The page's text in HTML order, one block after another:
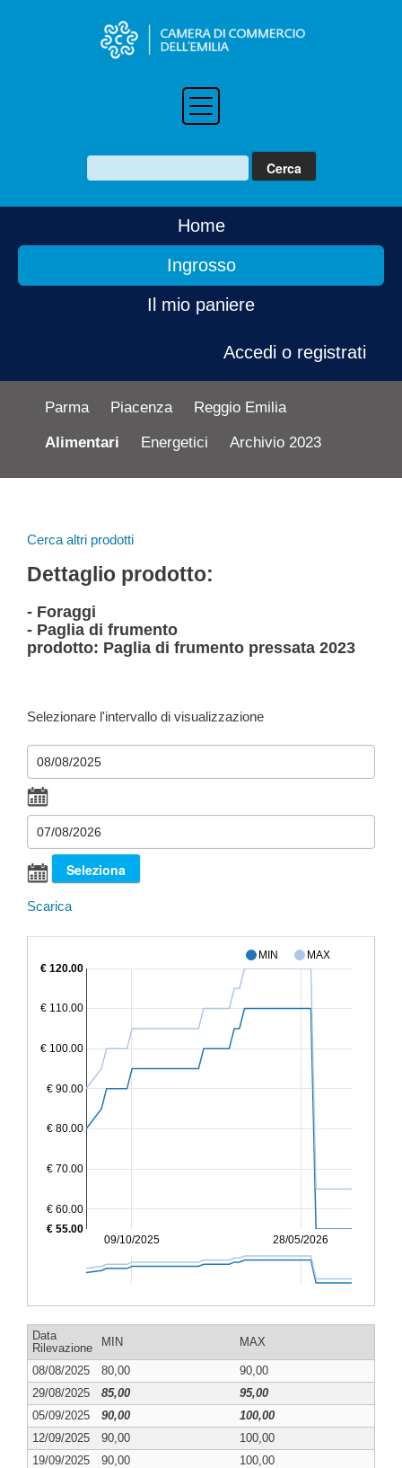
Home
Ingrosso
Il mio paniere
Accedi o registrati
Parma Piacenza Reggio Emilia
Alimentari Energetici Archivio 2023
Cerca altri prodotti
Dettaglio prodotto:
- Foraggi
- Paglia di frumento
prodotto: Paglia di frumento pressata 2023
Selezionare l'intervallo di visualizzazione
Scarica
MIN MAX
09/10/2025 28/05/2026
€ 60.00
€ 70.00
€ 80.00
€ 90.00
€ 100.00
€ 110.00
€ 55.00
€ 120.00
Data
Rilevazione
MIN MAX
08/08/2025 80,00
90,00
29/08/2025
85,00
95,00
05/09/2025
90,00
100,00
12/09/2025
90,00
100,00
19/09/2025
90,00
100,00